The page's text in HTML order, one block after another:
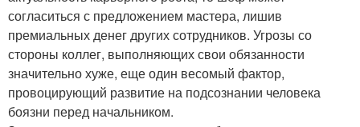
согласиться с предложением мастера, лишив
премиальных денег других сотрудников. Угрозы со
стороны коллег, выполняющих свои обязанности
значительно хуже, еще один весомый фактор,
провоцирующий развитие на подсознании человека
боязни перед начальником.